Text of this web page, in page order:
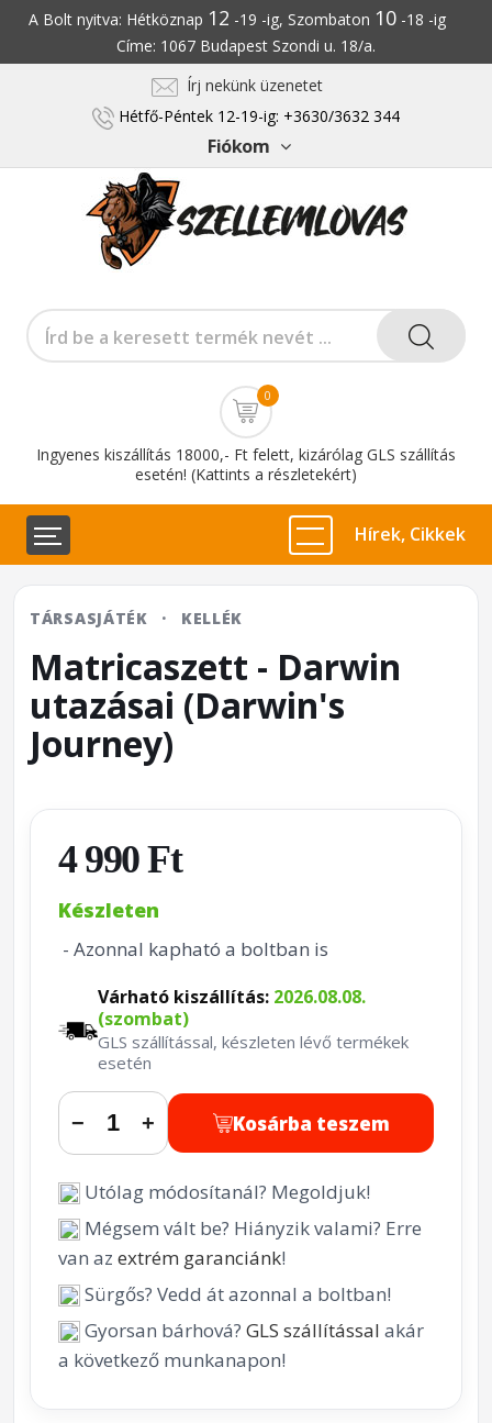
A Bolt nyitva: Hétköznap 12 -19 -ig, Szombaton 10-18 -ig
Címe: 1067 Budapest Szondi u. 18/a.
Írj nekünk üzenetet
Hétfő-Péntek 12-19-ig: +3630/3632 344
Fiókom
0
Ingyenes kiszállítás 18000,- Ft felett, kizárólag GLS szállítás
esetén! (Kattints a részletekért)
Hírek, Cikkek
TÁRSASJÁTÉK · KELLÉK
Matricaszett - Darwin
utazásai (Darwin's
Journey)
4 990 Ft
Készleten
- Azonnal kapható a boltban is
Várható kiszállítás: 2026.08.08.
(szombat)
GLS szállítással, készleten lévő termékek
esetén
− + Kosárba teszem
Utólag módosítanál? Megoldjuk!
Mégsem vált be? Hiányzik valami? Erre
van az extrém garanciánk!
Sürgős? Vedd át azonnal a boltban!
Gyorsan bárhová? GLS szállítással akár
a következő munkanapon!